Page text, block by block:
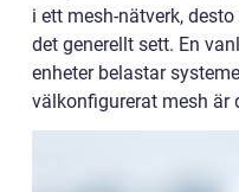
i ett mesh-nätverk,
det generellt sett. En
enheter belastar
välkonfigurerat mesh är